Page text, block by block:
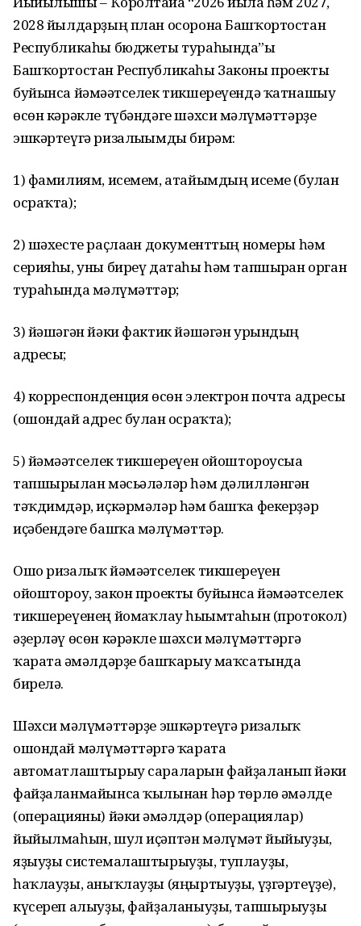
2028 йылдарҙың план осорона Башҡортостан
Республикаһы бюджеты тураһында”ғы
Башҡортостан Республикаһы Законы проекты
буйынса йәмәғәтселек тикшереүендә ҡатнашыу
өсөн кәрәкле түбәндәге шәхси мәғлүмәттәрҙе
эшкәртеүгә ризалығымды бирәм:
1) фамилиям, исемем, атайымдың исеме (булған
осраҡта);
2) шәхесте раҫлаған документтың номеры һәм
серияһы, уны биреү датаһы һәм тапшырған орган
тураһында мәғлүмәттәр;
3) йәшәгән йәки фактик йәшәгән урындың
адресы;
4) корреспонденция өсөн электрон почта адресы
(ошондай адрес булған осраҡта);
5) йәмәғәтселек тикшереүен ойоштороусыға
тапшырылған мәсьәләләр һәм дәлилләнгән
тәҡдимдәр, иҫкәрмәләр һәм башҡа фекерҙәр
иҫәбендәге башҡа мәғлүмәттәр.
Ошо ризалыҡ йәмәғәтселек тикшереүен
ойоштороу, закон проекты буйынса йәмәғәтселек
тикшереүенең йомғаҡлау һығымтаһын (протокол)
әҙерләү өсөн кәрәкле шәхси мәғлүмәттәргә
ҡарата ғәмәлдәрҙе башҡарыу маҡсатында
бирелә.
Шәхси мәғлүмәттәрҙе эшкәртеүгә ризалыҡ
ошондай мәғлүмәттәргә ҡарата
автоматлаштырыу сараларын файҙаланып йәки
файҙаланмайынса ҡылынған һәр төрлө ғәмәлде
(операцияны) йәки ғәмәлдәр (операциялар)
йыйылмаһын, шул иҫәптән мәғлүмәт йыйыуҙы,
яҙыуҙы системалаштырыуҙы, туплауҙы,
һаҡлауҙы, аныҡлауҙы (яңыртыуҙы, үҙгәртеүҙе),
күсереп алыуҙы, файҙаланыуҙы, тапшырыуҙы